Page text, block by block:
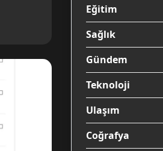
Eğitim
Sağlık
Gündem
Teknoloji
Ulaşım
Coğrafya